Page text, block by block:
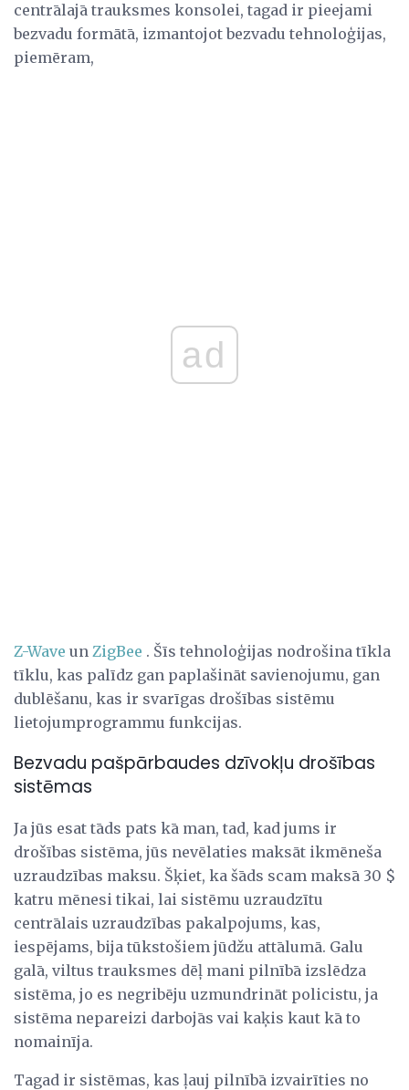
centrālajā trauksmes konsolei, tagad ir pieejami
bezvadu formātā, izmantojot bezvadu tehnoloģijas,
piemēram,
ad
Z-Wave un ZigBee . Šīs tehnoloģijas nodrošina tīkla
tīklu, kas palīdz gan paplašināt savienojumu, gan
dublēšanu, kas ir svarīgas drošības sistēmu
lietojumprogrammu funkcijas.
Bezvadu pašpārbaudes dzīvokļu drošības
sistēmas
Ja jūs esat tāds pats kā man, tad, kad jums ir
drošības sistēma, jūs nevēlaties maksāt ikmēneša
uzraudzības maksu. Šķiet, ka šāds scam maksā 30 $
katru mēnesi tikai, lai sistēmu uzraudzītu
centrālais uzraudzības pakalpojums, kas,
iespējams, bija tūkstošiem jūdžu attālumā. Galu
galā, viltus trauksmes dēļ mani pilnībā izslēdza
sistēma, jo es negribēju uzmundrināt policistu, ja
sistēma nepareizi darbojās vai kaķis kaut kā to
nomainīja.
Tagad ir sistēmas, kas ļauj pilnībā izvairīties no